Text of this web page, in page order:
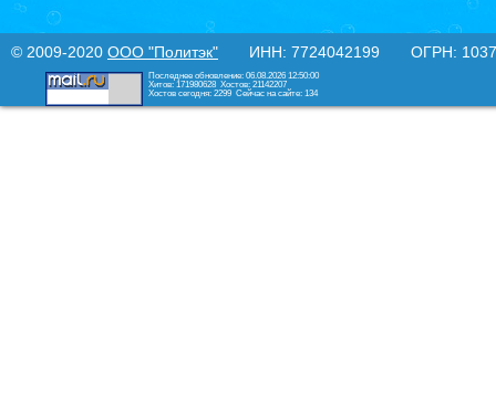
© 2009-2020 ООО "Политэк" ИНН: 7724042199 ОГРН:
Последнее обновление: 06.08.2026 12:50:00
Хитов: 171980628 Хостов: 21142207
Хостов сегодня: 2299 Сейчас на сайте: 134